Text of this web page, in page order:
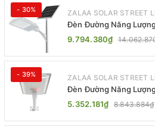
- 30% ZALAA SOLAR STREET
Đèn Đường Năng
Khiển MPPT ZL-GMX01
9.794.380₫
- 39% ZALAA SOLAR STREET
Đèn Đường Năng
ZL-BWH Cao Cấp IP65
5.352.181₫ 8.843.884₫